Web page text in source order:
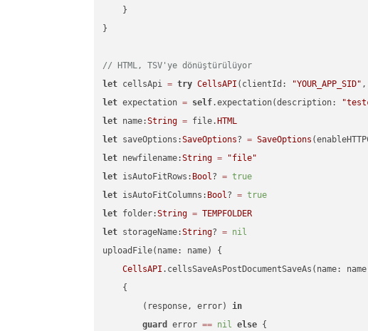
    }
}
// HTML, TSV'ye dönüştürülüyor
let cellsApi = try CellsAPI (clientId: "YOUR_APP_SID" ,
let expectation = self.expectation(description:
let name:String = file. HTML
let saveOptions:SaveOptions? = SaveOptions
let newfilename:String =
"file"
let isAutoFitRows: Bool? = true
let isAutoFitColumns: Bool? = true
let folder:String = TEMPFOLDER
let storageName:String? = nil
uploadFile(name: name) {
CellsAPI .cellsSaveAsPostDocumentSaveAs(name:
    {
        (response, error)
in
guard
error == nil else {